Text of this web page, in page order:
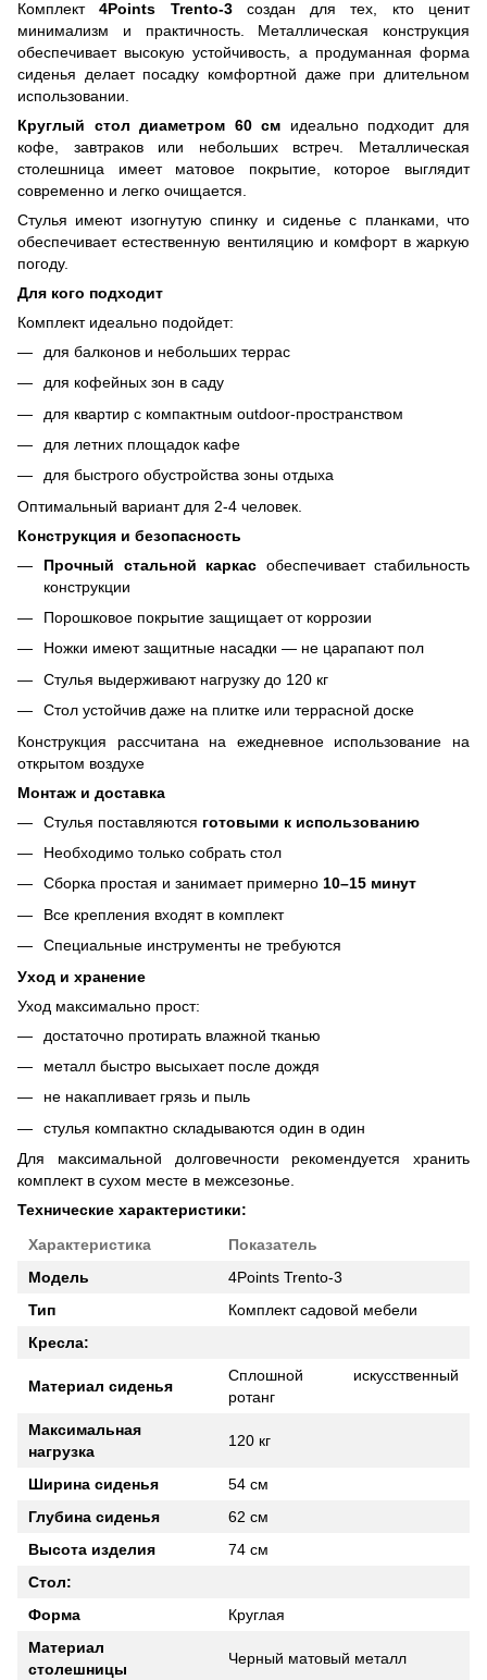
Комплект4Points Trento-3 создан для тех, кто ценит
минимализм и практичность. Металлическая конструкция
обеспечивает высокую устойчивость, а продуманная форма
сиденья делает посадку комфортной даже при длительном
использовании.
Круглый стол диаметром 60 см идеально подходит для
кофе, завтраков или небольших встреч. Металлическая
столешница имеет матовое покрытие, которое выглядит
современно и легко очищается.
Стулья имеют изогнутую спинку и сиденье с планками, что
обеспечивает естественную вентиляцию и комфорт в жаркую
погоду.
Для кого подходит
Комплект идеально подойдет:
для балконов и небольших террас
для кофейных зон в саду
для квартир с компактным outdoor-пространством
для летних площадок кафе
для быстрого обустройства зоны отдыха
Оптимальный вариант для 2-4 человек.
Конструкция и безопасность
Прочный стальной каркас обеспечивает стабильность
конструкции
Порошковое покрытие защищает от коррозии
Ножки имеют защитные насадки — не царапают пол
Стулья выдерживают нагрузку до 120 кг
Стол устойчив даже на плитке или террасной доске
Конструкция рассчитана на ежедневное использование на
открытом воздухе
Монтаж и доставка
Стулья поставляются готовыми к использованию
Необходимо только собрать стол
Сборка простая и занимает примерно 10–15 минут
Все крепления входят в комплект
Специальные инструменты не требуются
Уход и хранение
Уход максимально прост:
достаточно протирать влажной тканью
металл быстро высыхает после дождя
не накапливает грязь и пыль
стулья компактно складываются один в один
Для максимальной долговечности рекомендуется хранить
комплект в сухом месте в межсезонье.
Технические характеристики:
Характеристика
Показатель
Модель
4Points Trento-3
Тип
Комплект садовой мебели
Кресла:
Материал сиденья
Сплошной искусственный
ротанг
Максимальная
нагрузка
120 кг
Ширина сиденья
54 см
Глубина сиденья
62 см
Высота изделия
74 см
Стол:
Форма
Круглая
Материал
столешницы
Черный матовый металл